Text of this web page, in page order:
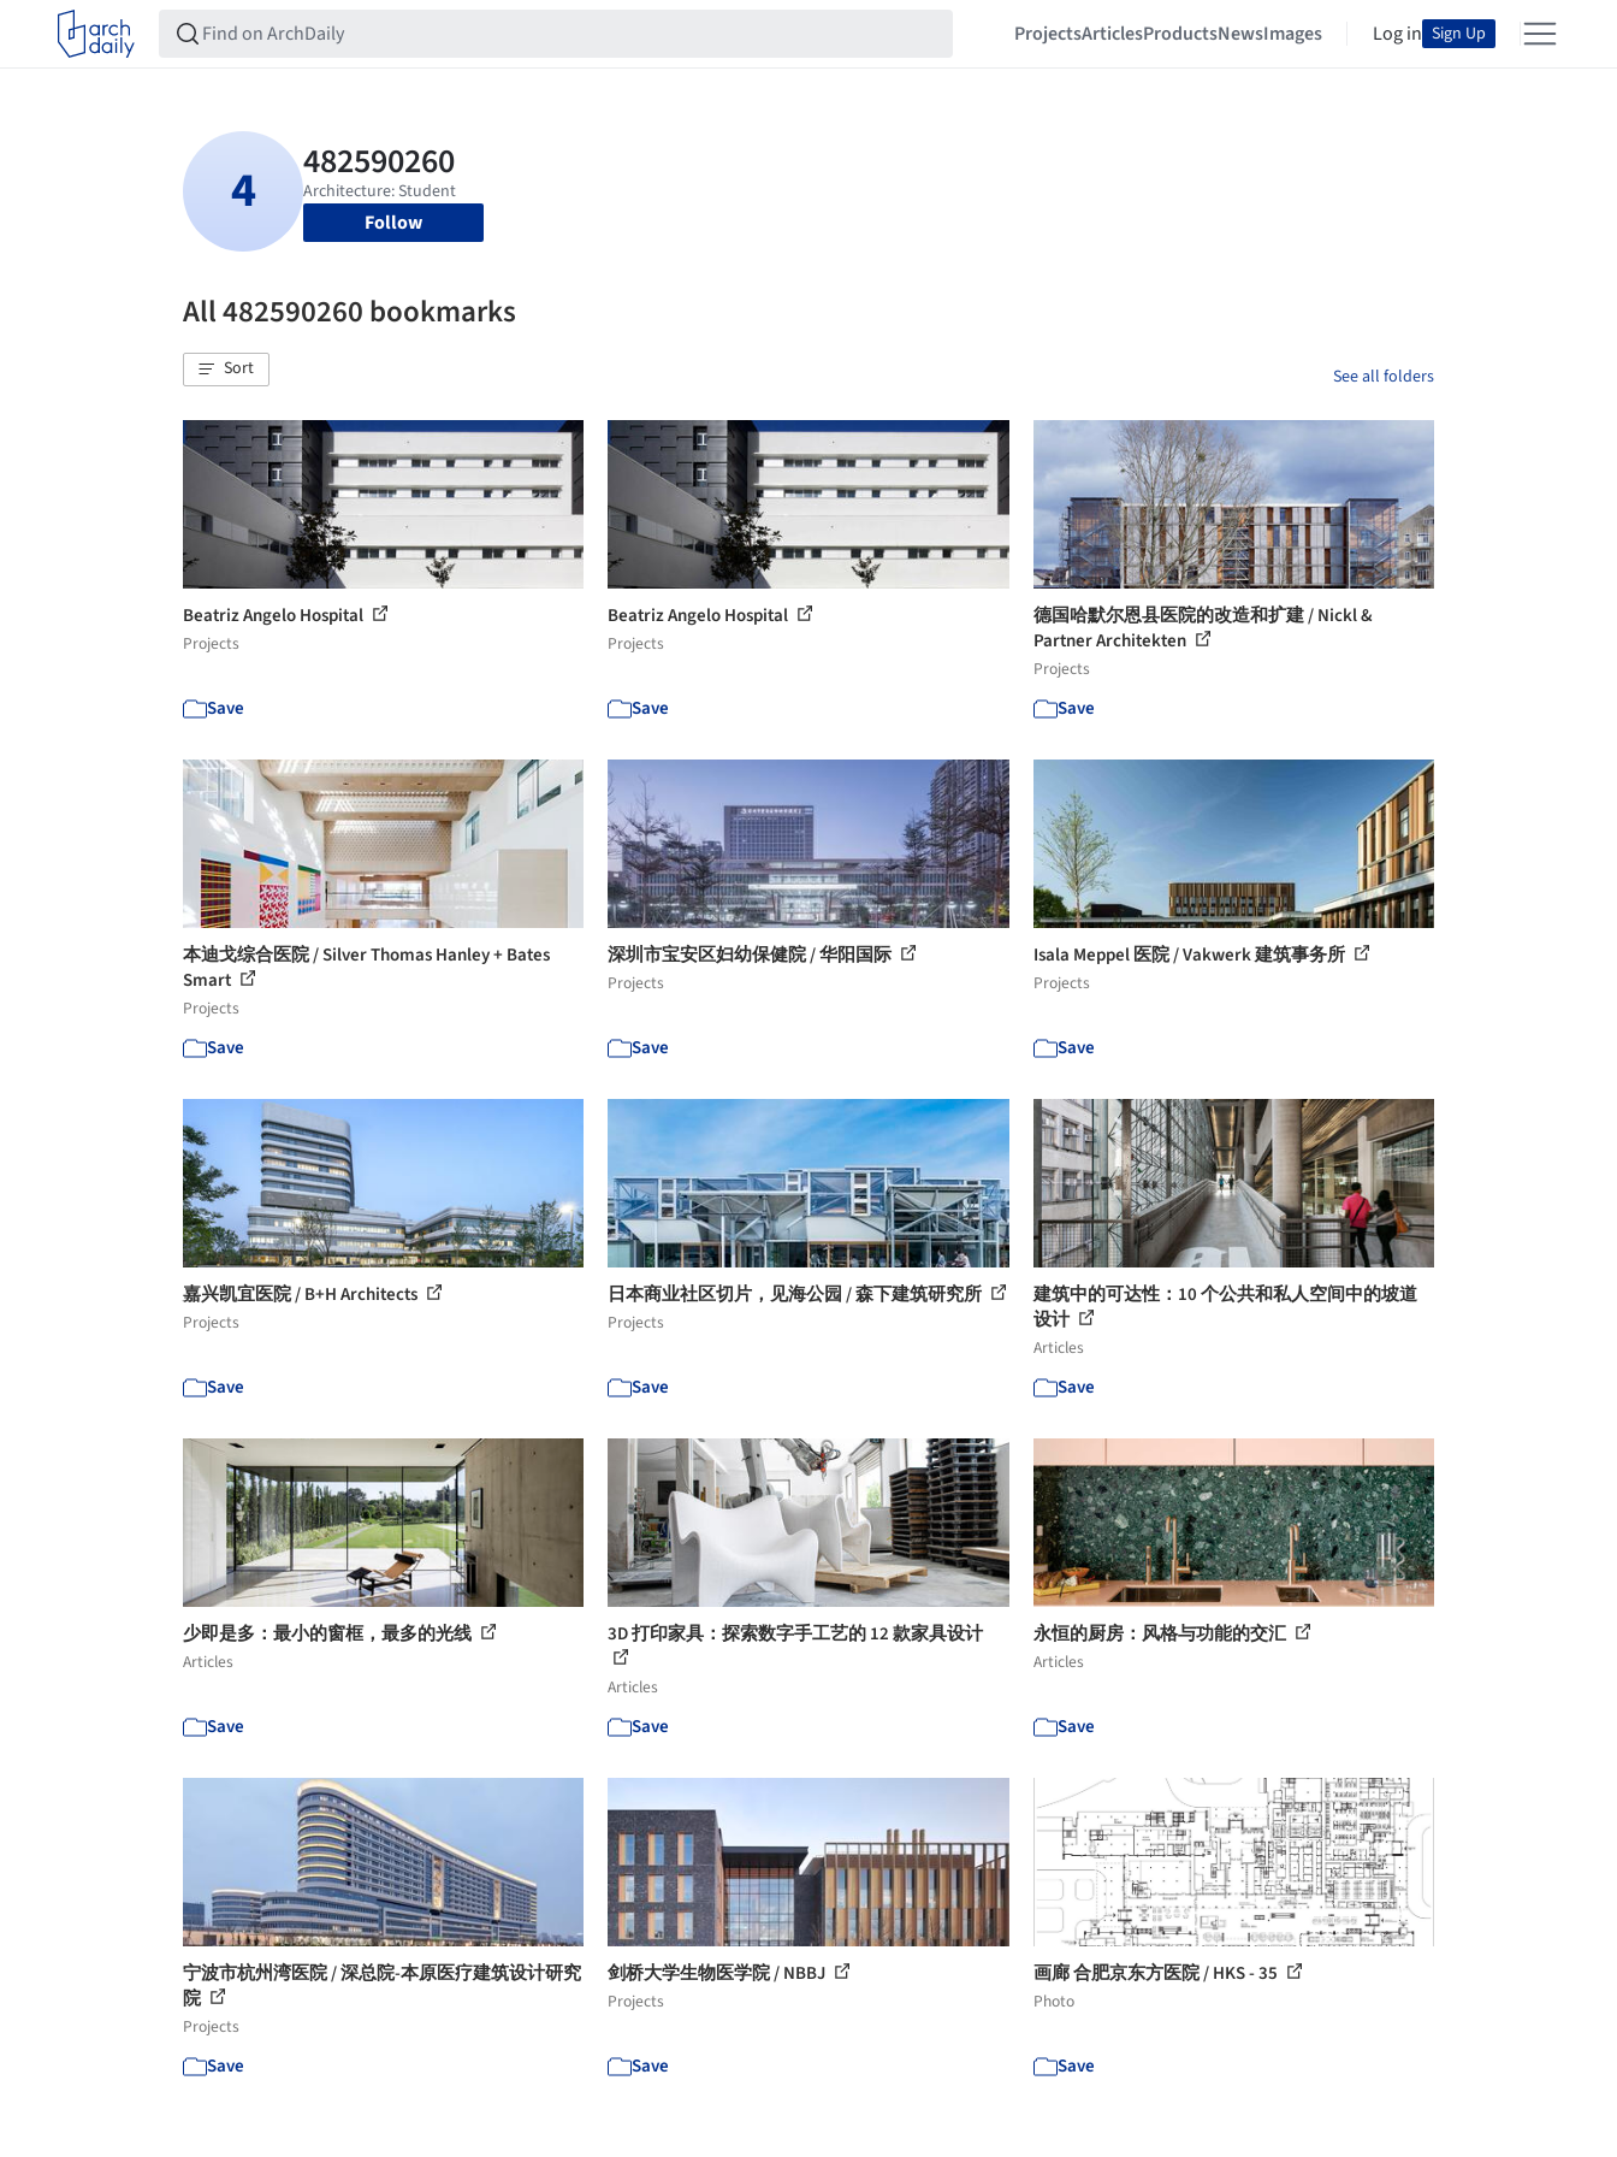
ProjectsArticlesProductsNewsImages Log in Sign Up
Follow
All 482590260 bookmarks
Sort See all folders
Beatriz Angelo Hospital
Projects
Save
Beatriz Angelo Hospital
Projects
Save
德国哈默尔恩县医院的改造和扩建 / Nickl &
Partner Architekten
Projects
Save
本迪戈综合医院 / Silver Thomas Hanley + Bates
Smart
Projects
Save
深圳市宝安区妇幼保健院 / 华阳国际
Projects
Save
Isala Meppel 医院 / Vakwerk 建筑事务所
Projects
Save
嘉兴凯宜医院 / B+H Architects
Projects
Save
日本商业社区切片，见海公园 / 森下建筑研究所
Projects
Save
建筑中的可达性：10 个公共和私人空间中的坡道
设计
Articles
Save
少即是多：最小的窗框，最多的光线
Articles
Save
3D 打印家具：探索数字手工艺的 12 款家具设计
Articles
Save
永恒的厨房：风格与功能的交汇
Articles
Save
宁波市杭州湾医院 / 深总院-本原医疗建筑设计研究
院
Projects
Save
剑桥大学生物医学院 / NBBJ
Projects
Save
画廊 合肥京东方医院 / HKS - 35
Photo
Save